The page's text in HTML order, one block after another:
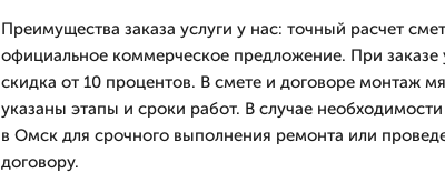
Преимущества заказа услуги у нас: точный расчет
официальное коммерческое предложение. При заказе
скидка от 10 процентов. В смете и договоре монтаж
указаны этапы и сроки работ. В случае
в Омск для срочного выполнения ремонта или
договору.